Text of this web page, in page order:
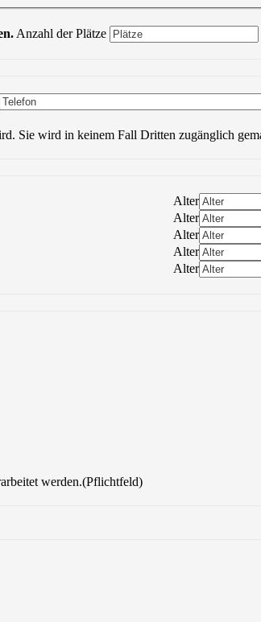
Anzahl der Plätze
dieses Feld leer.
Sie wird in keinem Fall Dritten zugänglich
Alter
Alter
Alter
Alter
Alter
werden.(Pflichtfeld)